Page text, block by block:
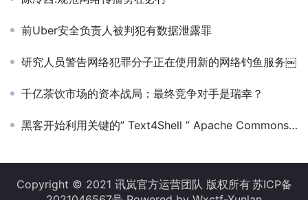
前Uber安全负责人被判犯有数据泄露罪
研究人员警告网络犯罪分子正在使用新的网络钓鱼服务￼
千亿茶饮市场的资本战局：最终竞争对手是瑞幸？
黑客开始利用关键的” Text4Shell ” Apache Commons文本漏洞￼
Copyright © 2021 讯岚官方运营团队 版权所有苏ICP备